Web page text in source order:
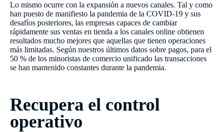
Lo mismo ocurre con la expansión a nuevos canales. Tal y como
han puesto de manifiesto la pandemia de la COVID-19 y sus
desafíos posteriores, las empresas capaces de cambiar
rápidamente sus ventas en tienda a los canales online obtienen
resultados mucho mejores que aquellas que tienen operaciones
más limitadas. Según nuestros últimos datos sobre pagos, para el
50 % de los minoristas de comercio unificado las transacciones
se han mantenido constantes durante la pandemia.
Recupera el control
operativo